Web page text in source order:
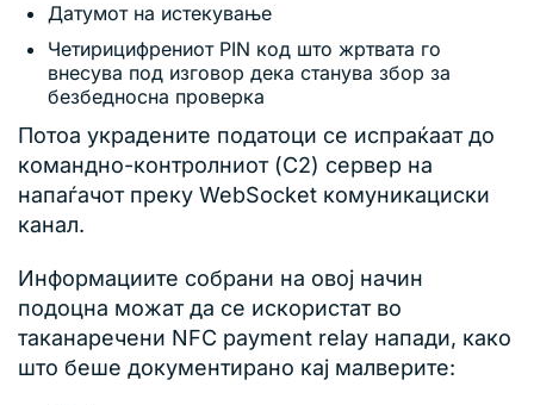
Датумот на истекување
Четирицифрениот PIN код што жртвата го
внесува под изговор дека станува збор за
безбедносна проверка
Потоа украдените податоци се испраќаат до
командно-контролниот (C2) сервер на
напаѓачот преку WebSocket комуникациски
канал.
Информациите собрани на овој начин
подоцна можат да се искористат во
таканаречени NFC payment relay напади, како
што беше документирано кај малверите: